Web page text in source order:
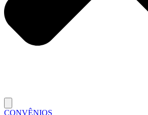
CONVÊNIOS